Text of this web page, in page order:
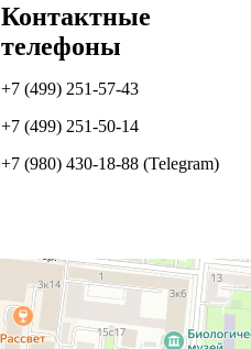
Контактные
телефоны
+7 (499) 251-57-43
+7 (499) 251-50-14
+7 (980) 430-18-88 (Telegram)